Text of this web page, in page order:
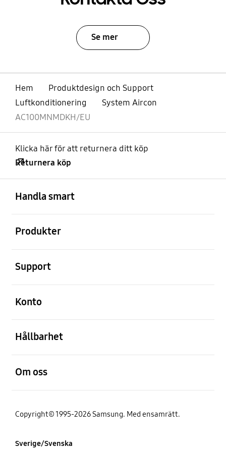
Se mer
Hem
Produktdesign och Support
Luftkonditionering
System Aircon
AC100MNMDKH/EU
Klicka här för att returnera ditt köp
Returnera köp
Handla smart
Produkter
Support
Konto
Hållbarhet
Om oss
Copyright© 1995-2026 Samsung. Med ensamrätt.
Sverige/Svenska